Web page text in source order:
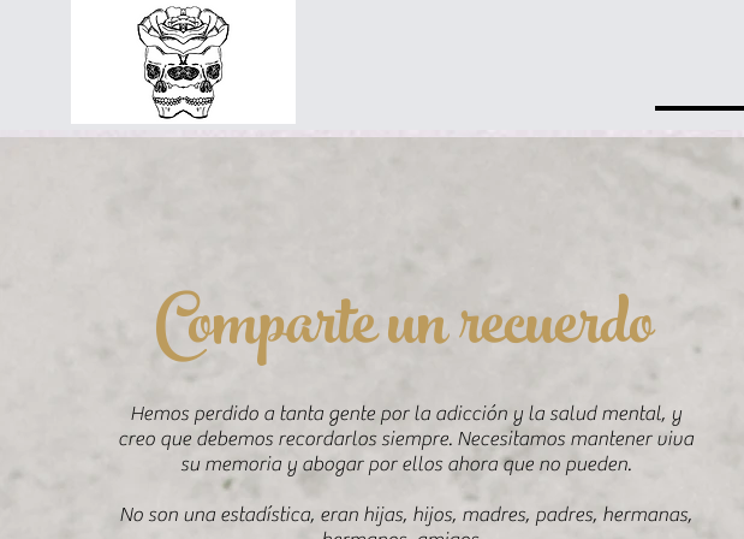
Comparte un recuerdo
Hemos perdido a tanta gente por la adicción y la salud mental, y
creo que debemos recordarlos siempre. Necesitamos mantener viva
su memoria y abogar por ellos ahora que no pueden.
No son una estadística, eran hijas, hijos, madres, padres, hermanas,